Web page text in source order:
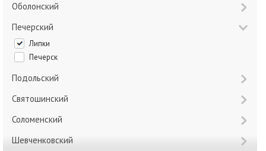
Оболонский
Печерский
Липки
Печерск
Подольский
Святошинский
Соломенский
Шевченковский